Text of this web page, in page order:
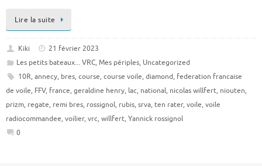
Lire la suite
Kiki
21 février 2023
Les petits bateaux... VRC, Mes périples, Uncategorized
10R, annecy, bres, course, course voile, diamond, federation francaise
de voile, FFV, france, geraldine henry, lac, national, nicolas willfert, niouten,
prizm, regate, remi bres, rossignol, rubis, srva, ten rater, voile, voile
radiocommandee, voilier, vrc, willfert, Yannick rossignol
0